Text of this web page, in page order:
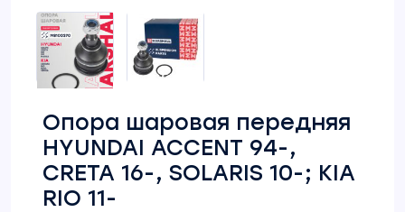
Опора шаровая передняя
HYUNDAI ACCENT 94-,
CRETA 16-, SOLARIS 10-; KIA
RIO 11-